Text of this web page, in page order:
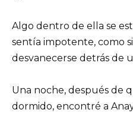
Algo dentro de ella se
sentía impotente, como
desvanecerse detrás de
Una noche, después de
dormido, encontré a